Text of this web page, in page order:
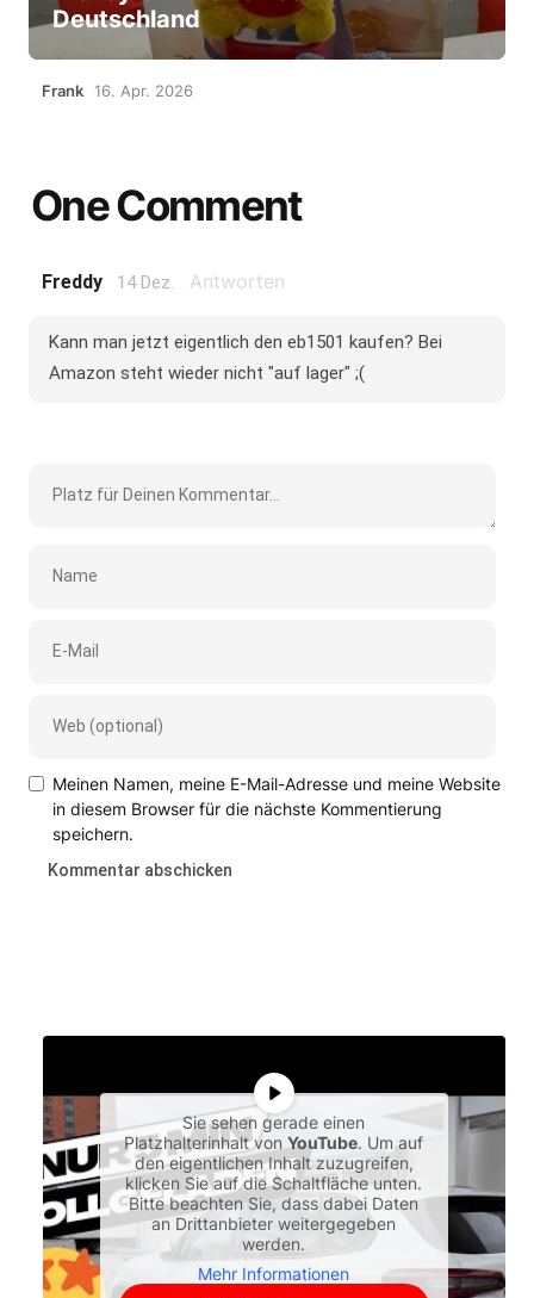
Deutschland
Frank 16. Apr. 2026
One Comment
Freddy 14 Dez. Antworten
Kann man jetzt eigentlich den eb1501 kaufen? Bei
Amazon steht wieder nicht "auf lager" ;(
Meinen Namen, meine E-Mail-Adresse und meine Website
in diesem Browser für die nächste Kommentierung
speichern.
Sie sehen gerade einen
Platzhalterinhalt vonYouTube. Um auf
den eigentlichen Inhalt zuzugreifen,
klicken Sie auf die Schaltfläche unten.
Bitte beachten Sie, dass dabei Daten
an Drittanbieter weitergegeben
werden.
Mehr Informationen